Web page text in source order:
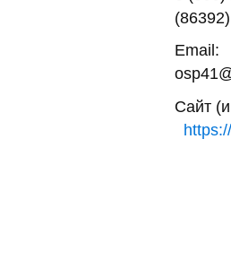
Email:
Сайт